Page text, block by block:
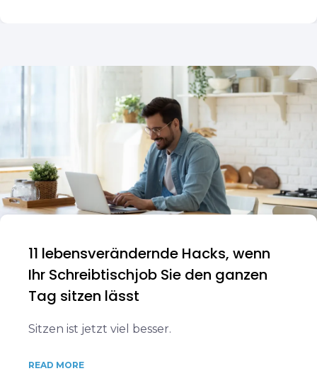
11 lebensverändernde Hacks, wenn
Ihr Schreibtischjob Sie den ganzen
Tag sitzen lässt
Sitzen ist jetzt viel besser.
READ MORE